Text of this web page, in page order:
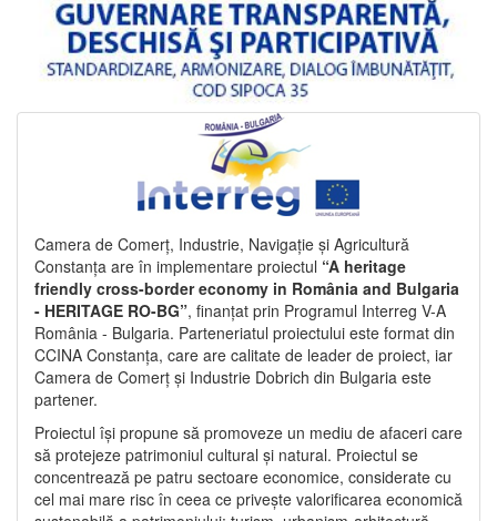
Camera de Comerț, Industrie, Navigație și Agricultură
Constanța are în implementare proiectul “A heritage
friendly cross-border economy in România and Bulgaria
- HERITAGE RO-BG”, finanțat prin Programul Interreg V-A
România - Bulgaria. Parteneriatul proiectului este format din
CCINA Constanța, care are calitate de leader de proiect, iar
Camera de Comerț și Industrie Dobrich din Bulgaria este
partener.
Proiectul își propune să promoveze un mediu de afaceri care
să protejeze patrimoniul cultural și natural. Proiectul se
concentrează pe patru sectoare economice, considerate cu
cel mai mare risc în ceea ce privește valorificarea economică